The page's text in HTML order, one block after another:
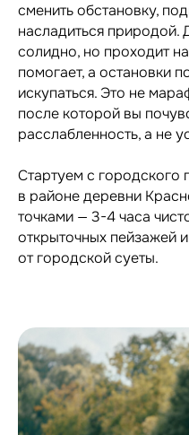
сменить обстановку,
насладиться природой.
солидно, но проходит
помогает, а остановки
искупаться. Это не
после которой вы
расслабленность, а не
Стартуем с
в районе деревни
точками — 3-4 часа
открыточных пейзажей
от городской суеты.